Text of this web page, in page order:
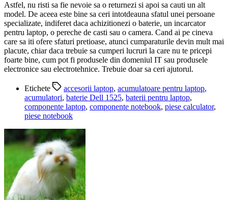
Astfel, nu risti sa fie nevoie sa o returnezi si apoi sa cauti un alt
model. De aceea este bine sa ceri intotdeauna sfatul unei persoane
specializate, indiferet daca achizitionezi o baterie, un incarcator
pentru laptop, o pereche de casti sau o camera. Cand ai pe cineva
care sa iti ofere sfaturi pretioase, atunci cumparaturile devin mult mai
placute, chiar daca trebuie sa cumperi lucruri la care nu te pricepi
foarte bine, cum pot fi produsele din domeniul IT sau produsele
electronice sau electrotehnice. Trebuie doar sa ceri ajutorul.
Etichete accesorii laptop, acumulatoare pentru laptop,
acumulatori, baterie Dell 1525, baterii pentru laptop,
componente laptop, componente notebook, piese calculator,
piese notebook